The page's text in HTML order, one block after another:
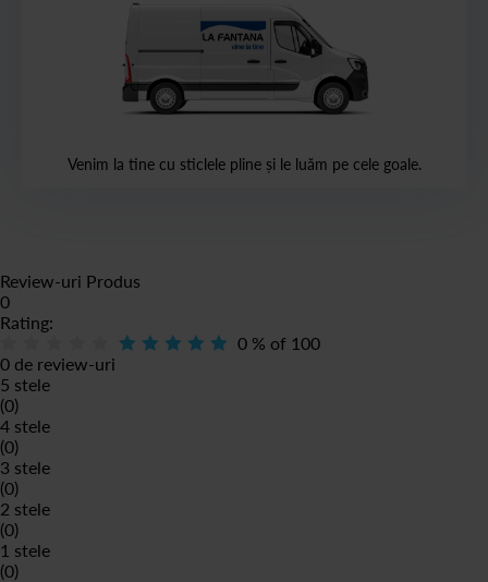
Venim la tine cu sticlele pline și le luăm pe cele goale.
Review-uri Produs
0
Rating:
0 % of 100
0 de review-uri
5 stele
(0)
4 stele
(0)
3 stele
(0)
2 stele
(0)
1 stele
(0)